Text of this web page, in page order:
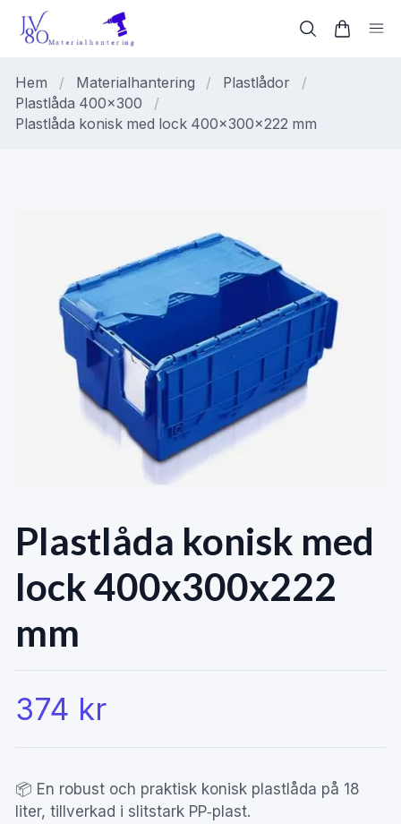
Hem / Materialhantering / Plastlådor
/
Plastlåda 400x300
/
Plastlåda konisk med lock 400x300x222 mm
Plastlåda konisk med
lock 400x300x222
mm
374 kr
📦 En robust och praktisk konisk plastlåda på 18
liter, tillverkad i slitstark PP‑plast.